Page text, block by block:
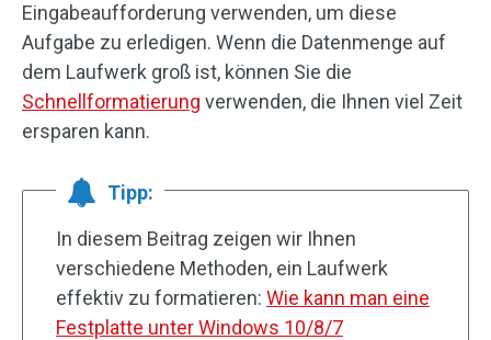
Eingabeaufforderung verwenden, um diese
Aufgabe zu erledigen. Wenn die Datenmenge auf
dem Laufwerk groß ist, können Sie die
Schnellformatierung verwenden, die Ihnen viel Zeit
ersparen kann.
Tipp:
In diesem Beitrag zeigen wir Ihnen
verschiedene Methoden, ein Laufwerk
effektiv zu formatieren: Wie kann man eine
Festplatte unter Windows 10/8/7